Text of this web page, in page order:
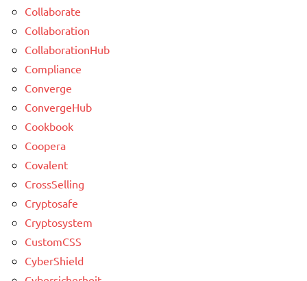
Collaborate
Collaboration
CollaborationHub
Compliance
Converge
ConvergeHub
Cookbook
Coopera
Covalent
CrossSelling
Cryptosafe
Cryptosystem
CustomCSS
CyberShield